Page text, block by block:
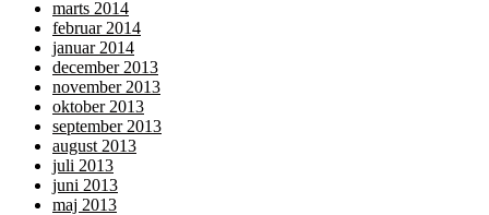
marts 2014
februar 2014
januar 2014
december 2013
november 2013
oktober 2013
september 2013
august 2013
juli 2013
juni 2013
maj 2013